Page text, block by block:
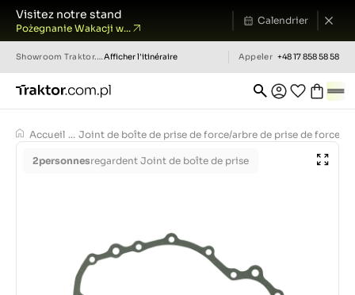
Visitez notre stand
Pożegnanie Wakacji w...
Calendrier
Showroom Traktor.com.pl Afficher l'itinéraire Appeler +48 17 858 58 58
Accueil ... Joint de boîte de prise de force/arbre de prise de force
2personnesregardent Joint de boîte de prise